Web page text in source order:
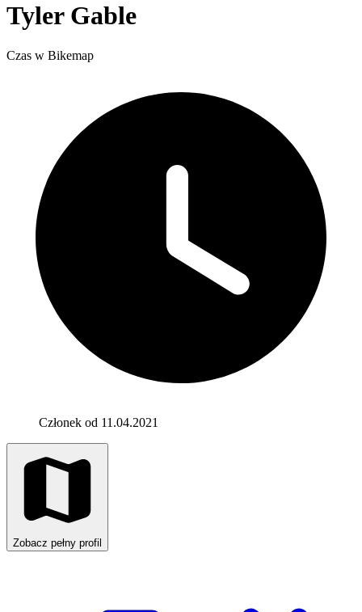
Tyler Gable
Czas w Bikemap
Członek od 11.04.2021
Zobacz pełny profil